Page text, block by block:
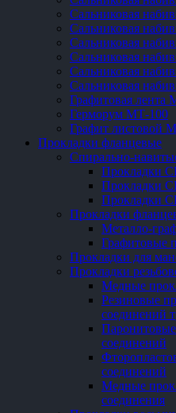
Сальниковая
Сальниковая
Сальниковая
Сальниковая
Сальниковая
Сальниковая
Графитовая лента
Герморум МТ-100
Графит листовой
Прокладки фланцевые
Спирально-
Прокладки
Прокладки
Прокладки
Прокладки
Металло-
Графитовые
Прокладки для
Прокладки
Медные
Резиновые
соединений
соединений
соединений
Медные
соединения